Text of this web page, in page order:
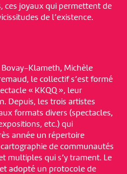
ces joyaux qui permettent de
de l’existence.
Bovay-Klameth, Michèle
le collectif s’est formé
« KKQQ », leur
Depuis, les trois artistes
formats divers (spectacles,
etc.) qui
année un répertoire
de communautés
multiples qui s’y trament. Le
adopté un protocole de